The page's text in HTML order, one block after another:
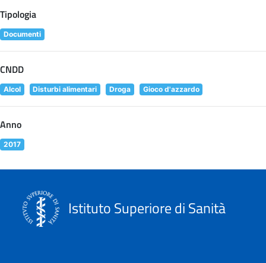
Tipologia
Documenti
CNDD
Alcol Disturbi alimentari Droga Gioco d'azzardo
Anno
2017
Istituto Superiore di Sanità